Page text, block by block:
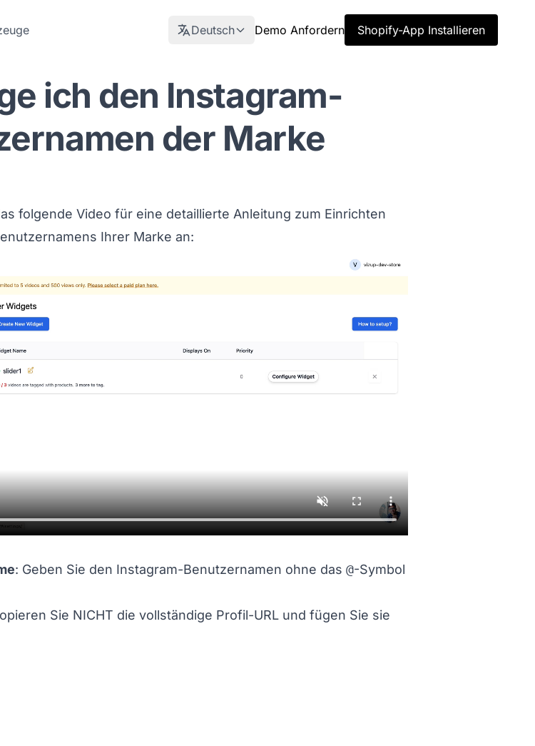
Deutsch Demo Anfordern Shopify-App Installieren
ich den Instagram-
der Marke
folgende Video für eine detaillierte Anleitung zum Einrichten
Ihrer Marke an:
: Geben Sie den Instagram-Benutzernamen ohne das @-Symbol
Sie NICHT die vollständige Profil-URL und fügen Sie sie